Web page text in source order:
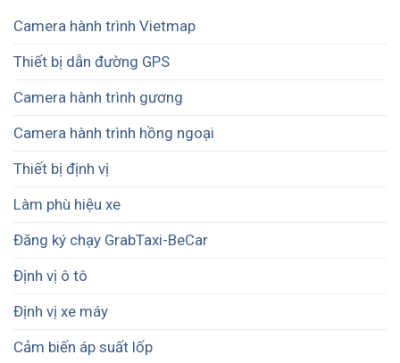
Camera hành trình Vietmap
Thiết bị dẫn đường GPS
Camera hành trình gương
Camera hành trình hồng ngoại
Thiết bị định vị
Làm phù hiệu xe
Đăng ký chạy GrabTaxi-BeCar
Định vị ô tô
Định vị xe máy
Cảm biến áp suất lốp